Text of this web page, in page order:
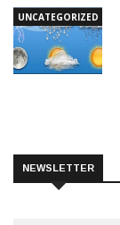
UNCATEGORIZED
NEWSLETTER